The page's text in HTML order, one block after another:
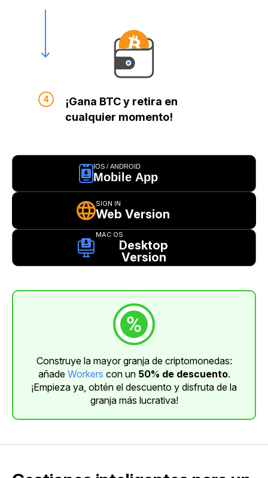
¡Gana BTC y retira en
cualquier momento!
IOS / ANDROID
Mobile App
SIGN IN
Web Version
MAC OS
Desktop
Version
Construye la mayor granja de criptomonedas:
añade Workers con un 50% de descuento.
¡Empieza ya, obtén el descuento y disfruta de la
granja más lucrativa!